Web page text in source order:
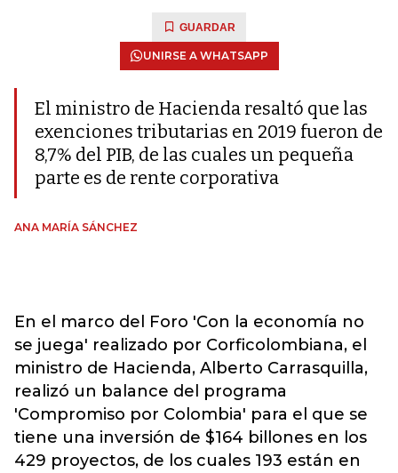
GUARDAR
UNIRSE A WHATSAPP
El ministro de Hacienda resaltó que las
exenciones tributarias en 2019 fueron de
8,7% del PIB, de las cuales un pequeña
parte es de rente corporativa
ANA MARÍA SÁNCHEZ
En el marco del Foro 'Con la economía no
se juega' realizado por Corficolombiana, el
ministro de Hacienda, Alberto Carrasquilla,
realizó un balance del programa
'Compromiso por Colombia' para el que se
tiene una inversión de $164 billones en los
429 proyectos, de los cuales 193 están en